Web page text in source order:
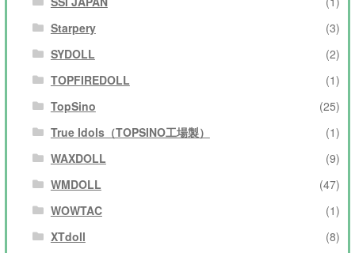
Starpery
(3)
SYDOLL
(2)
TOPFIREDOLL
(1)
TopSino
(25)
True Idols（TOPSINO工場製）
(1)
WAXDOLL
(9)
WMDOLL
(47)
WOWTAC
(1)
XTdoll
(8)